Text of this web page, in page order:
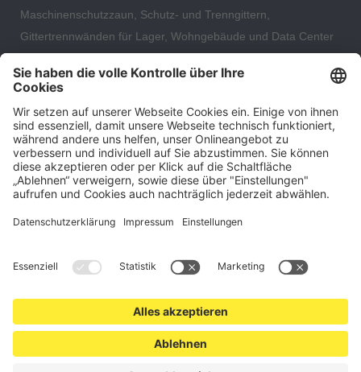
Maschinenschutzzaun, Schutz- und Trenngittern,
Gittertrennwänden für Lager, Wohngebäude und Data Center
hochwertige Gartenzäune und Zaunsysteme für die sichere
öffentlichen Grundstücken. Darüber hinaus finden Sie bei uns
Produkte der Betriebsausstattung, wie Absperrtechnik,
Transportgeräte, Verkehrssicherung sowie Bau- und
Eventsicherung.
Cookie-Einstellungen Über uns
freibleibend. Solange der Vorrat reicht.
© 2026 schutzzaun24.de